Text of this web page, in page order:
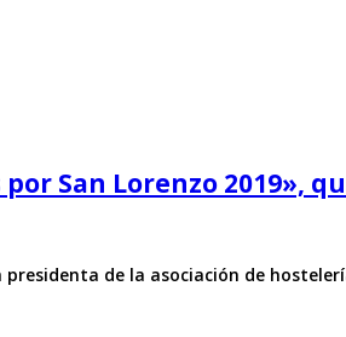
San Lorenzo 2019»,
presidenta de la asociación de